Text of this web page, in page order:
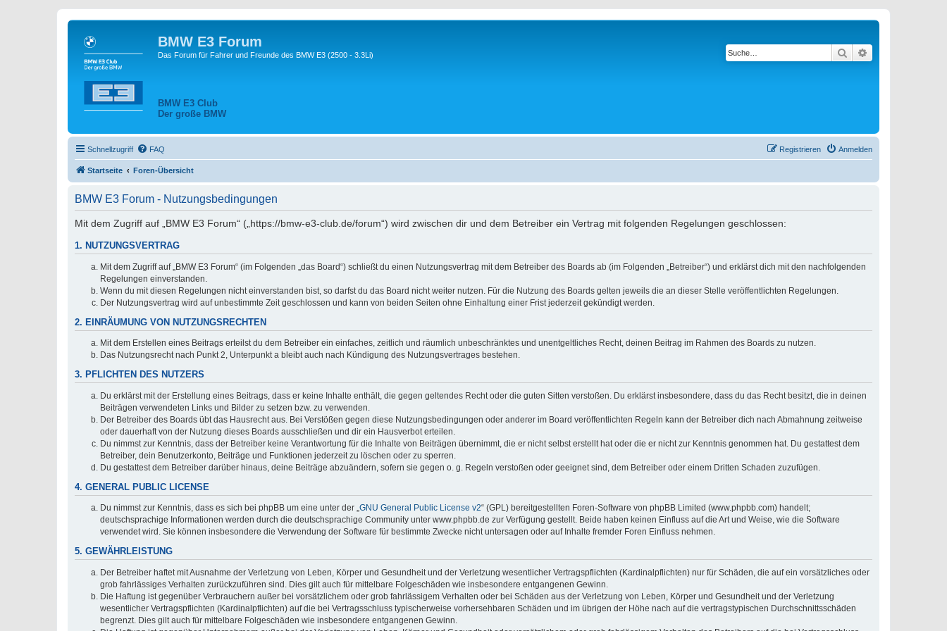
BMW E3 Forum
Das Forum für Fahrer und Freunde des BMW E3 (2500 - 3.3Li)
BMW E3 Club
Der große BMW
Suche
Schnellzugriff FAQ Anmelden
Registrieren
Startseite Foren-Übersicht
BMW E3 Forum - Nutzungsbedingungen
Mit dem Zugriff auf „BMW E3 Forum“ („https://bmw-e3-club.de/forum“) wird zwischen dir und dem Betreiber ein Vertrag mit folgenden Regelungen geschlossen:
1. NUTZUNGSVERTRAG
Mit dem Zugriff auf „BMW E3 Forum“ (im Folgenden „das Board“) schließt du einen Nutzungsvertrag mit dem Betreiber des Boards ab (im Folgenden „Betreiber“) und erklärst dich mit den nachfolgenden
Regelungen einverstanden.
Wenn du mit diesen Regelungen nicht einverstanden bist, so darfst du das Board nicht weiter nutzen. Für die Nutzung des Boards gelten jeweils die an dieser Stelle veröffentlichten Regelungen.
Der Nutzungsvertrag wird auf unbestimmte Zeit geschlossen und kann von beiden Seiten ohne Einhaltung einer Frist jederzeit gekündigt werden.
2. EINRÄUMUNG VON NUTZUNGSRECHTEN
Mit dem Erstellen eines Beitrags erteilst du dem Betreiber ein einfaches, zeitlich und räumlich unbeschränktes und unentgeltliches Recht, deinen Beitrag im Rahmen des Boards zu nutzen.
Das Nutzungsrecht nach Punkt 2, Unterpunkt a bleibt auch nach Kündigung des Nutzungsvertrages bestehen.
3. PFLICHTEN DES NUTZERS
Du erklärst mit der Erstellung eines Beitrags, dass er keine Inhalte enthält, die gegen geltendes Recht oder die guten Sitten verstoßen. Du erklärst insbesondere, dass du das Recht besitzt, die in deinen
Beiträgen verwendeten Links und Bilder zu setzen bzw. zu verwenden.
Der Betreiber des Boards übt das Hausrecht aus. Bei Verstößen gegen diese Nutzungsbedingungen oder anderer im Board veröffentlichten Regeln kann der Betreiber dich nach Abmahnung zeitweise
oder dauerhaft von der Nutzung dieses Boards ausschließen und dir ein Hausverbot erteilen.
Du nimmst zur Kenntnis, dass der Betreiber keine Verantwortung für die Inhalte von Beiträgen übernimmt, die er nicht selbst erstellt hat oder die er nicht zur Kenntnis genommen hat. Du gestattest dem
Betreiber, dein Benutzerkonto, Beiträge und Funktionen jederzeit zu löschen oder zu sperren.
Du gestattest dem Betreiber darüber hinaus, deine Beiträge abzuändern, sofern sie gegen o. g. Regeln verstoßen oder geeignet sind, dem Betreiber oder einem Dritten Schaden zuzufügen.
4. GENERAL PUBLIC LICENSE
Du nimmst zur Kenntnis, dass es sich bei phpBB um eine unter der „GNU General Public License v2“ (GPL) bereitgestellten Foren-Software von phpBB Limited (www.phpbb.com) handelt;
deutschsprachige Informationen werden durch die deutschsprachige Community unter www.phpbb.de zur Verfügung gestellt. Beide haben keinen Einfluss auf die Art und Weise, wie die Software
verwendet wird. Sie können insbesondere die Verwendung der Software für bestimmte Zwecke nicht untersagen oder auf Inhalte fremder Foren Einfluss nehmen.
5. GEWÄHRLEISTUNG
Der Betreiber haftet mit Ausnahme der Verletzung von Leben, Körper und Gesundheit und der Verletzung wesentlicher Vertragspflichten (Kardinalpflichten) nur für Schäden, die auf ein vorsätzliches oder
grob fahrlässiges Verhalten zurückzuführen sind. Dies gilt auch für mittelbare Folgeschäden wie insbesondere entgangenen Gewinn.
Die Haftung ist gegenüber Verbrauchern außer bei vorsätzlichem oder grob fahrlässigem Verhalten oder bei Schäden aus der Verletzung von Leben, Körper und Gesundheit und der Verletzung
wesentlicher Vertragspflichten (Kardinalpflichten) auf die bei Vertragsschluss typischerweise vorhersehbaren Schäden und im übrigen der Höhe nach auf die vertragstypischen Durchschnittsschäden
begrenzt. Dies gilt auch für mittelbare Folgeschäden wie insbesondere entgangenen Gewinn.